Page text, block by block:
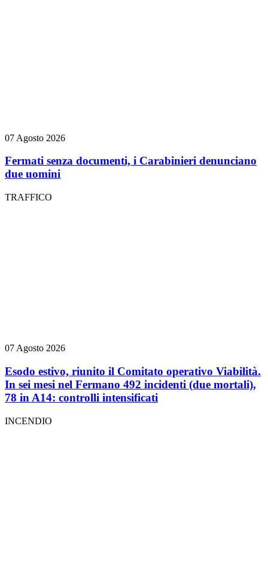
07 Agosto 2026
Fermati senza documenti, i Carabinieri denunciano
due uomini
TRAFFICO
07 Agosto 2026
Esodo estivo, riunito il Comitato operativo Viabilità.
In sei mesi nel Fermano 492 incidenti (due mortali),
78 in A14: controlli intensificati
INCENDIO